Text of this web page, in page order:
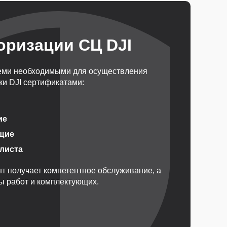
СЦ DJI
необходимыми для осуществления
DJI сертификатами:
компетентное обслуживание, а
работ и комплектующих.